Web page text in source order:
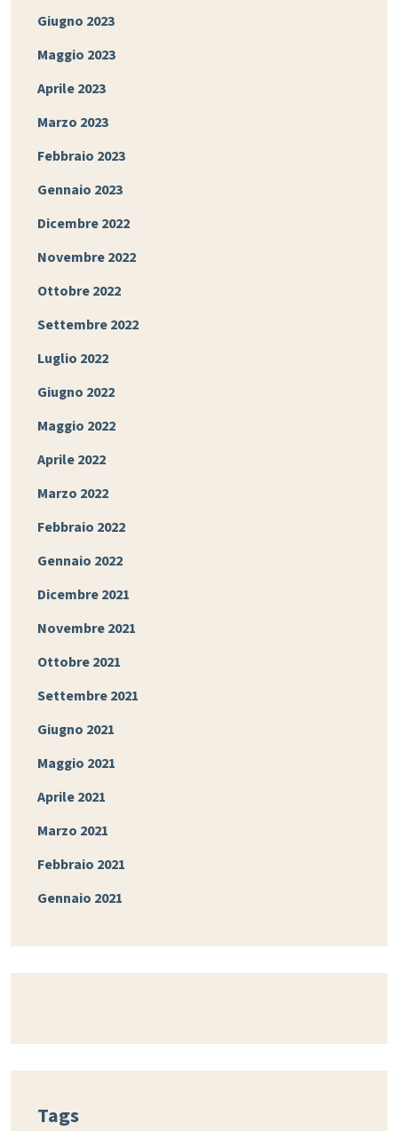
Giugno 2023
Maggio 2023
Aprile 2023
Marzo 2023
Febbraio 2023
Gennaio 2023
Dicembre 2022
Novembre 2022
Ottobre 2022
Settembre 2022
Luglio 2022
Giugno 2022
Maggio 2022
Aprile 2022
Marzo 2022
Febbraio 2022
Gennaio 2022
Dicembre 2021
Novembre 2021
Ottobre 2021
Settembre 2021
Giugno 2021
Maggio 2021
Aprile 2021
Marzo 2021
Febbraio 2021
Gennaio 2021
Tags